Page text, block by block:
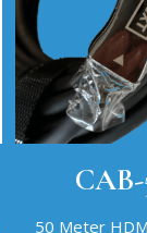
50 Meter